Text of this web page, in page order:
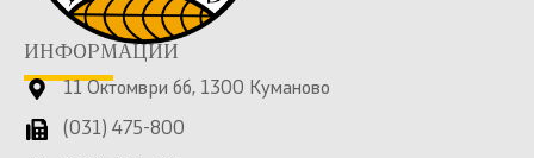
ИНФОРМАЦИИ
11 Октомври бб, 1300 Куманово
(031) 475-800